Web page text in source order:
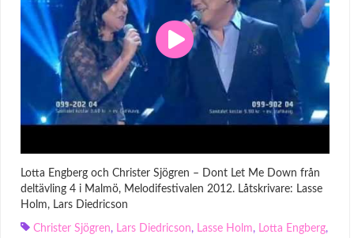
Lotta Engberg och Christer Sjögren – Dont Let Me Down från
deltävling 4 i Malmö, Melodifestivalen 2012. Låtskrivare: Lasse
Holm, Lars Diedricson
Christer Sjögren, Lars Diedricson, Lasse Holm, Lotta Engberg,